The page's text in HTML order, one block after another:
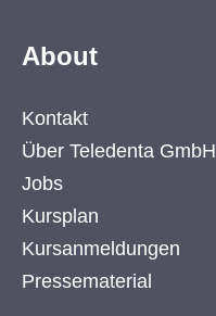
About
Kontakt
Über Teledenta GmbH
Jobs
Kursplan
Kursanmeldungen
Pressematerial